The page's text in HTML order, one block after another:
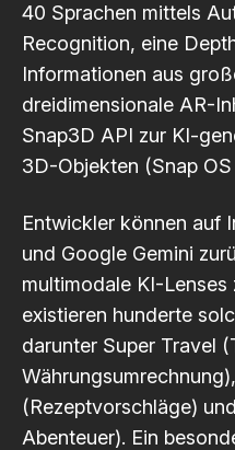
40 Sprachen mittels
Recognition, eine
Informationen aus
dreidimensionale AR-
Snap3D API zur KI-
3D-Objekten (Snap
Entwickler können auf
und Google Gemini
multimodale KI-
existieren hunderte
darunter Super Travel
(Rezeptvorschläge)
Abenteuer). Ein